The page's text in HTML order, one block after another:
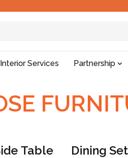
Interior Services Partnership
Table Dining Set